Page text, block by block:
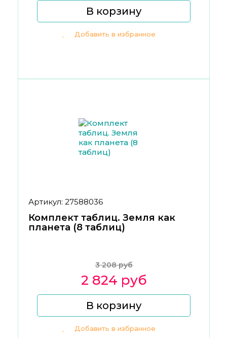
В корзину
Добавить в избранное
Артикул: 27588036
Комплект таблиц. Земля как
планета (8 таблиц)
3 208 руб
2 824 руб
В корзину
Добавить в избранное